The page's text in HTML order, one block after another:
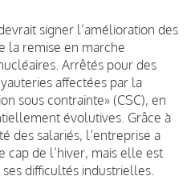
signer l’amélioration des
la remise en marche
Arrêtés pour des
affectées par la
sous contrainte» (CSC), en
évolutives. Grâce à
des salariés, l’entreprise a
cap de l’hiver, mais elle est
difficultés industrielles.